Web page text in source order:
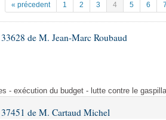
de l'Assemblée ... )
publics
« précedent 1 2 3 4 5 6
de M. Jean-Marc Roubaud
- exécution du budget - lutte contre le
de M. Cartaud Michel